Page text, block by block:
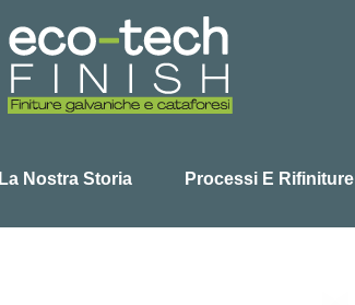
La Nostra Storia Processi E Rifiniture